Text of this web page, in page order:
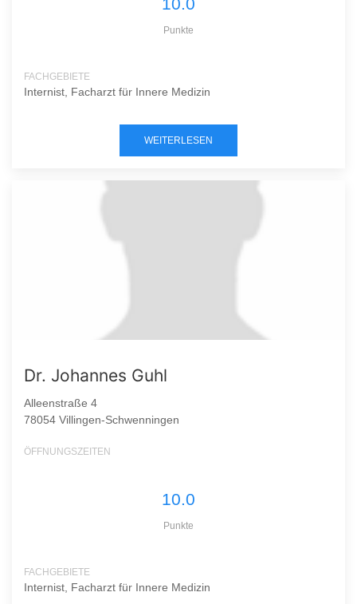
10.0
Punkte
FACHGEBIETE
Internist, Facharzt für Innere Medizin
WEITERLESEN
Dr. Johannes Guhl
Alleenstraße 4
78054 Villingen-Schwenningen
ÖFFNUNGSZEITEN
10.0
Punkte
FACHGEBIETE
Internist, Facharzt für Innere Medizin